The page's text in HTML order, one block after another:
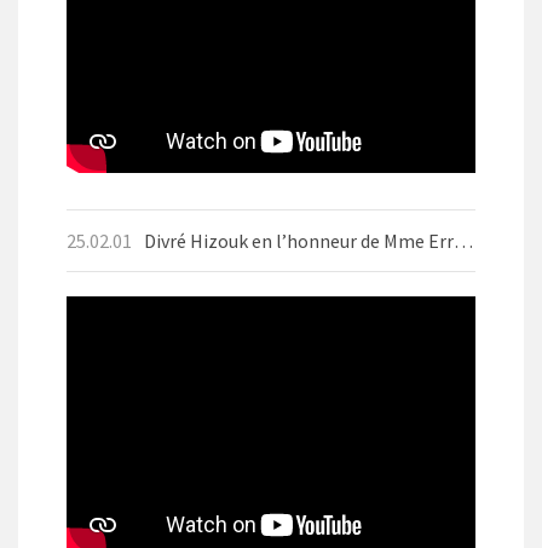
25.02.01 Divré Hizouk en l’honneur de Mme Errera ז״ל Motsaei Chabbat BO 1er Fevrier 2025